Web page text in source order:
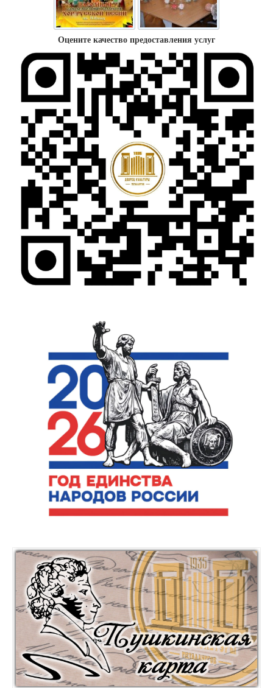
Оцените качество предоставления услуг